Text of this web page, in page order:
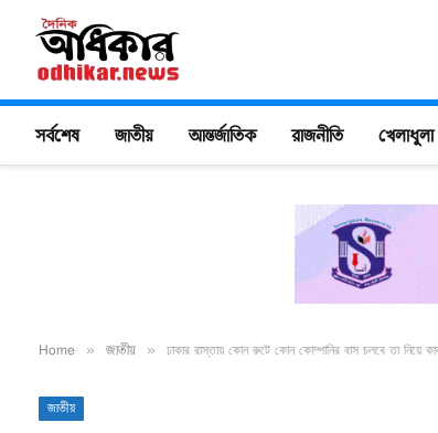
সর্বশেষ জাতীয় আন্তর্জাতিক রাজনীতি খেলাধুলা
Home » জাতীয় » ঢাকার রাস্তায় কোন রুটে কোন কোম্পানির বাস চলবে তা নিয়ে
জাতীয়